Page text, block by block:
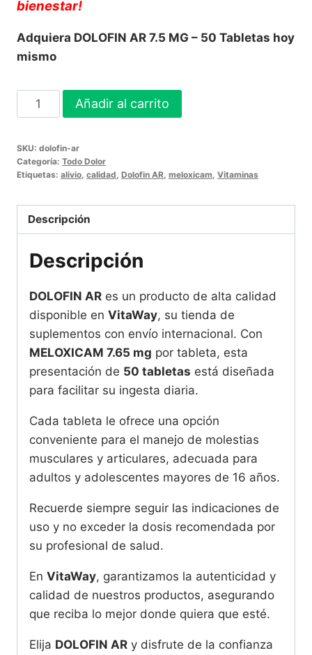
bienestar!
Adquiera DOLOFIN AR 7.5 MG – 50 Tabletas hoy
mismo
DOLOFIN
AR
MG
-
Tabletas
para
bienestar
Añadir al carrito
SKU: dolofin-ar
Categoría: Todo Dolor
Etiquetas: alivio, calidad, Dolofin AR, meloxicam, Vitaminas
Descripción
Descripción
DOLOFIN AR es un producto de alta calidad
disponible en VitaWay, su tienda de
suplementos con envío internacional. Con
MELOXICAM 7.65 mg por tableta, esta
presentación de 50 tabletas está diseñada
para facilitar su ingesta diaria.
Cada tableta le ofrece una opción
conveniente para el manejo de molestias
musculares y articulares, adecuada para
adultos y adolescentes mayores de 16 años.
Recuerde siempre seguir las indicaciones de
uso y no exceder la dosis recomendada por
su profesional de salud.
En VitaWay, garantizamos la autenticidad y
calidad de nuestros productos, asegurando
que reciba lo mejor donde quiera que esté.
Elija DOLOFIN AR y disfrute de la confianza